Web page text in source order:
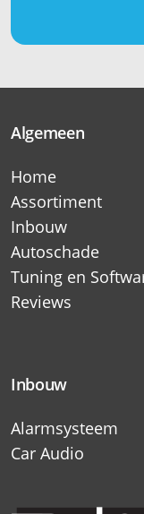
Algemeen
Home
Assortiment
Inbouw
Autoschade
Tuning en
Reviews
Inbouw
Alarmsysteem
Car Audio